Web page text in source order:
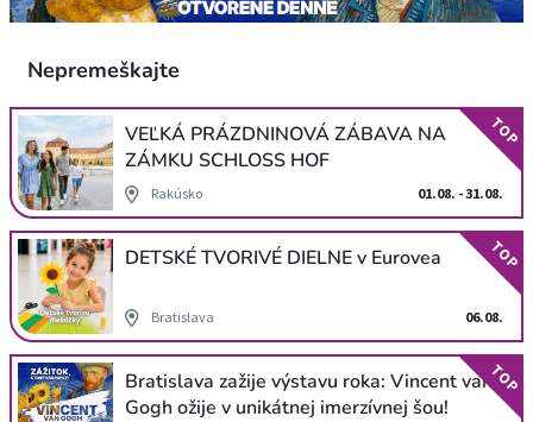
Nepremeškajte
VEĽKÁ PRÁZDNINOVÁ ZÁBAVA NA
ZÁMKU SCHLOSS HOF
Rakúsko 01.08. - 31.08.
TOP
DETSKÉ TVORIVÉ DIELNE v Eurovea
Bratislava 06.08.
TOP
Bratislava zažije výstavu roka: Vincent van
Gogh ožije v unikátnej imerzívnej šou!
TOP